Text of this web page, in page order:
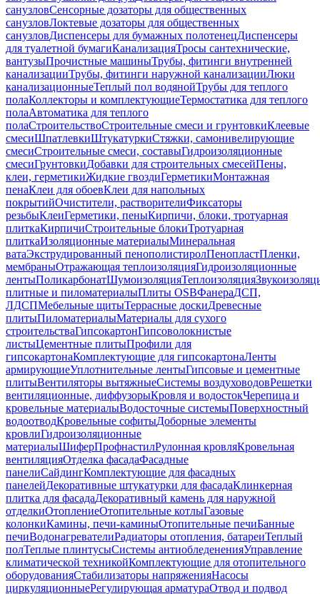
санузловСенсорные дозаторы для общественных
санузловЛоктевые дозаторы для общественных
санузловДиспенсеры для бумажных полотенецДиспенсеры
для туалетной бумагиКанализацияТросы сантехнические,
вантузыПрочистные машиныТрубы, фитинги внутренней
канализацииТрубы, фитинги наружной канализацииЛюки
канализационныеТеплый пол водянойТрубы для теплого
полаКоллекторы и комплектующиеТермостатика для теплого
полаАвтоматика для теплого
полаСтроительствоСтроительные смеси и грунтовкиКлеевые
смесиШпатлевкиШтукатуркиСтяжки, самонивелирующие
смесиСтроительные смеси, составыГидроизоляционные
смесиГрунтовкиДобавки для строительных смесейПены,
клеи, герметикиЖидкие гвоздиГерметикиМонтажная
пенаКлеи для обоевКлеи для напольных
покрытийОчистители, растворителиФиксаторы
резьбыКлеиГерметики, пеныКирпичи, блоки, тротуарная
плиткаКирпичиСтроительные блокиТротуарная
плиткаИзоляционные материалыМинеральная
ватаЭкструдированный пенополистиролПенопластПленки,
мембраныОтражающая теплоизоляцияГидроизоляционные
лентыПоликарбонатШумоизоляцияТеплоизоляция
плитные и пиломатериалыПлиты OSBФанераДСП,
ЛДСПМебельные щитыТеррасные доскиДревесные
плитыПиломатериалыМатериалы для сухого
строительстваГипсокартонГипсоволокнистые
листыЦементные плитыПрофили для
гипсокартонаКомплектующие для гипсокартонаЛенты
армирующиеУплотнительные лентыГипсовые и цементные
плитыВентиляторы вытяжныеСистемы воздуховодовРешетки
вентиляционные, диффузорыКровля и водостокЧерепица и
кровельные материалыВодосточные системыПоверхностный
водоотводКровельные софитыДоборные элементы
кровлиГидроизоляционные
материалыШиферПрофнастилРулонная кровляКровельная
вентиляцияОтделка фасадаФасадные
панелиСайдингКомплектующие для фасадных
панелейДекоративные штукатурки для фасадаКлинкерная
плитка для фасадаДекоративный камень для наружной
отделкиОтоплениеОтопительные котлыГазовые
колонкиКамины, печи-каминыОтопительные печиБанные
печиВодонагревателиРадиаторы отопления, батареиТеплый
полТеплые плинтусыСистемы антиобледененияУправление
климатической техникойКомплектующие для отопительного
оборудованияСтабилизаторы напряженияНасосы
циркуляционныеРегулирующая арматураОтвод и подвод